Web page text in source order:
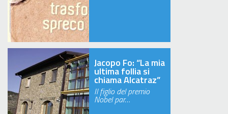
Jacopo Fo: “La mia
ultima follia si
chiama Alcatraz”
Il figlio del premio
Nobel par…